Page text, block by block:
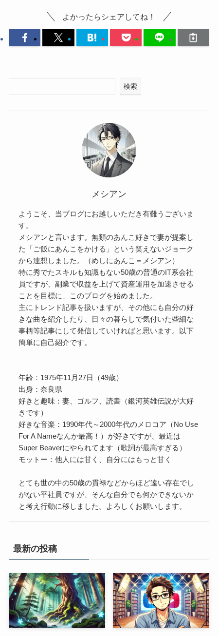
よかったらシェアしてね！
検索
メシアン
ようこそ、当ブログにお越しいただき有難うございま
す。
メシアンと言います。無類のあんこ好きで妻が提案し
た「ご飯にあんこをかける」という笑えないジョーク
から連想しました。（めしにあんこ＝メシアン）
特に秀でたスキルも知識もない50歳の普通のIT系会社
員ですが、副業で収益を上げて資産運用を加速させる
ことを目標に、このブログを始めました。
主にトレンド記事を扱いますが、その他にも自分の好
きな曲を紹介したり、日々の暮らしで気付いた些細な
事柄等記事にして発信していければと思います。以下
簡単に自己紹介です。
年齢：1975年11月27日（49歳）
出身：奈良県
好きと趣味：妻、ゴルフ、読書（銀河英雄伝説が大好
きです）
好きな音楽：1990年代～2000年代のメロコア（No Use
For A Nameなんか最高！）が好きですが、最近は
Super Beaverにやられてます（歌詞が最高すぎる）
モットー：他人には甘く、自分にはもっと甘く
とても世の中の50歳の貫禄などからほど遠い存在でし
がない平社員ですが、そんな自分でも何かできないか
と考え行動に移しました。よろしくお願いします。
最新の投稿